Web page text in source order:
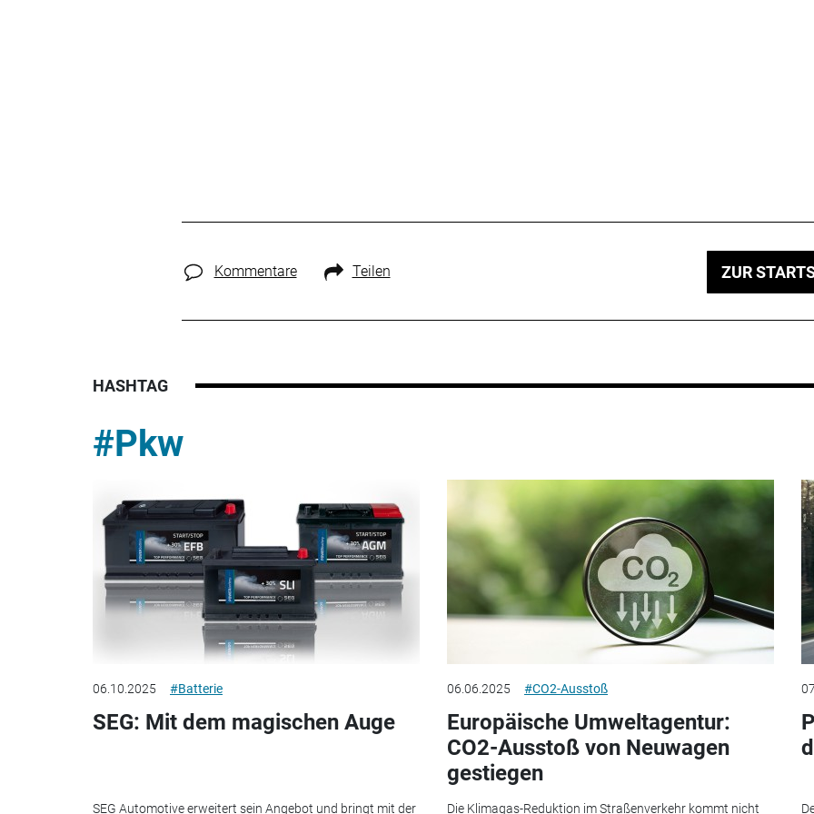
Kommentare Teilen ZUR
HASHTAG
#Pkw
06.10.2025 #Batterie
SEG: Mit dem magischen Auge
SEG Automotive erweitert sein Angebot und bringt mit der
06.06.2025 #CO2-Ausstoß
Europäische Umweltagentur:
CO2-Ausstoß von Neuwagen
gestiegen
Die Klimagas-Reduktion im Straßenverkehr kommt nicht